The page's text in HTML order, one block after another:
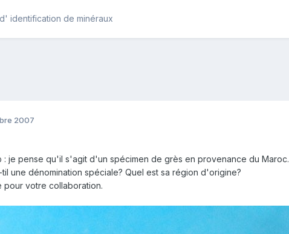
identification de minéraux
2007
: je pense qu'il s'agit d'un spécimen de grès en provenance du Maroc.
une dénomination spéciale? Quel est sa région d'origine?
pour votre collaboration.